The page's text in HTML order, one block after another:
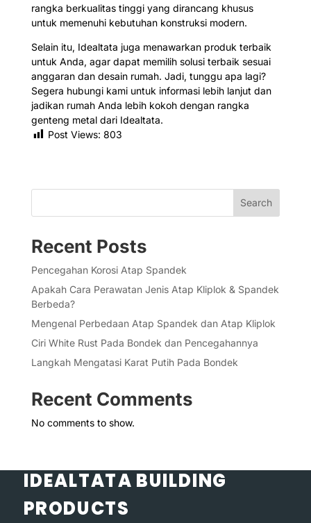
rangka berkualitas tinggi yang dirancang khusus
untuk memenuhi kebutuhan konstruksi modern.
Selain itu, Idealtata juga menawarkan produk terbaik
untuk Anda, agar dapat memilih solusi terbaik sesuai
anggaran dan desain rumah. Jadi, tunggu apa lagi?
Segera hubungi kami untuk informasi lebih lanjut dan
jadikan rumah Anda lebih kokoh dengan rangka
genteng metal dari Idealtata.
Post Views: 803
Search
Recent Posts
Pencegahan Korosi Atap Spandek
Apakah Cara Perawatan Jenis Atap Kliplok & Spandek
Berbeda?
Mengenal Perbedaan Atap Spandek dan Atap Kliplok
Ciri White Rust Pada Bondek dan Pencegahannya
Langkah Mengatasi Karat Putih Pada Bondek
Recent Comments
No comments to show.
IDEALTATA BUILDING
PRODUCTS